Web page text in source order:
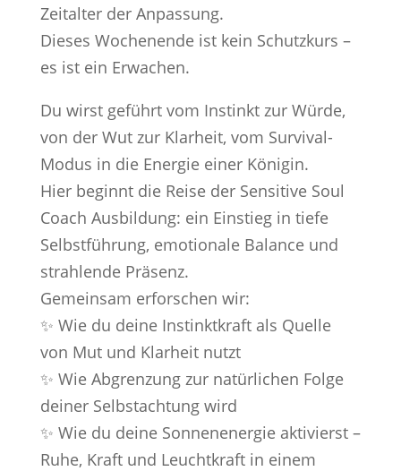
Zeitalter der Anpassung.
Dieses Wochenende ist kein Schutzkurs –
es ist ein Erwachen.
Du wirst geführt vom Instinkt zur Würde,
von der Wut zur Klarheit, vom Survival-
Modus in die Energie einer Königin.
Hier beginnt die Reise der Sensitive Soul
Coach Ausbildung: ein Einstieg in tiefe
Selbstführung, emotionale Balance und
strahlende Präsenz.
Gemeinsam erforschen wir:
✨ Wie du deine Instinktkraft als Quelle
von Mut und Klarheit nutzt
✨ Wie Abgrenzung zur natürlichen Folge
deiner Selbstachtung wird
✨ Wie du deine Sonnenenergie aktivierst –
Ruhe, Kraft und Leuchtkraft in einem